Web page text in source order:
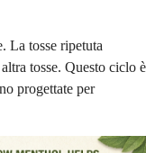
La tosse ripetuta
tosse. Questo ciclo è
progettate per